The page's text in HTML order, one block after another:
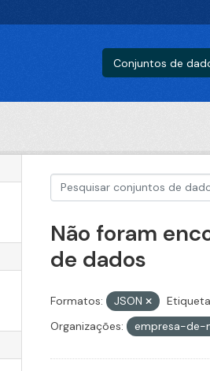
Conjuntos de
Não foram
de dados
Formatos: JSON
Organizações:
empresa-de-